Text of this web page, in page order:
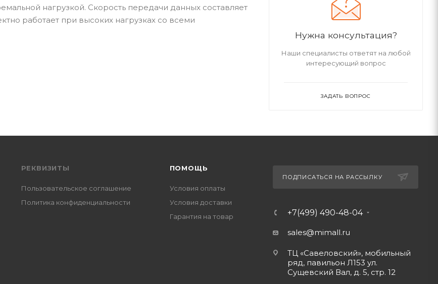
нагрузкой. Скорость передачи данных составляет
работает при высоких нагрузках со всеми
Нужна консультация?
Наши специалисты ответят на любой
интересующий вопрос
ЗАДАТЬ ВОПРОС
РЕКВИЗИТЫ
Пользовательское соглашение
Политика конфиденциальности
ПОМОЩЬ
Условия оплаты
Условия доставки
Гарантия на товар
ПОДПИСАТЬСЯ НА РАССЫЛКУ
+7(499) 490-48-04
sales@mimall.ru
ТЦ «Савеловский», мобильный
ряд, павильон Л153 ул.
Сущевский Вал, д. 5, стр. 12